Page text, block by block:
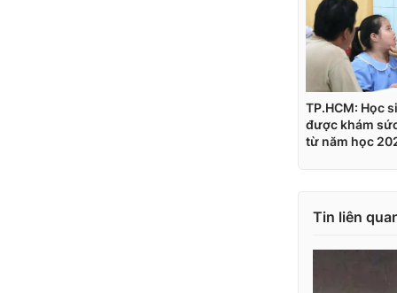
Tin liên